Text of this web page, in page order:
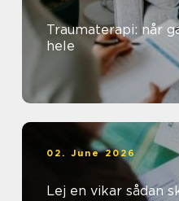
Traumaterapi: når
hele
02. June 2026
Lej en vikar sådan skaber du tryghed og